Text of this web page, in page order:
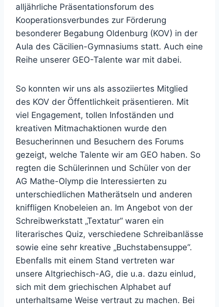
alljährliche Präsentationsforum des
Kooperationsverbundes zur Förderung
besonderer Begabung Oldenburg (KOV) in der
Aula des Cäcilien-Gymnasiums statt. Auch eine
Reihe unserer GEO-Talente war mit dabei.
So konnten wir uns als assoziiertes Mitglied
des KOV der Öffentlichkeit präsentieren. Mit
viel Engagement, tollen Infoständen und
kreativen Mitmachaktionen wurde den
Besucherinnen und Besuchern des Forums
gezeigt, welche Talente wir am GEO haben. So
regten die Schülerinnen und Schüler von der
AG Mathe-Olymp die Interessierten zu
unterschiedlichen Matherätseln und anderen
kniffligen Knobeleien an. Im Angebot von der
Schreibwerkstatt „Textatur“ waren ein
literarisches Quiz, verschiedene Schreibanlässe
sowie eine sehr kreative „Buchstabensuppe“.
Ebenfalls mit einem Stand vertreten war
unsere Altgriechisch-AG, die u.a. dazu einlud,
sich mit dem griechischen Alphabet auf
unterhaltsame Weise vertraut zu machen. Bei